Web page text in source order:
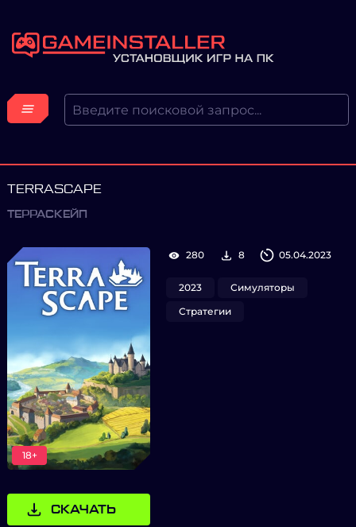
TERRASCAPE
ТЕРРАСКЕЙП
18+
СКАЧАТЬ
280 8 05.04.2023
2023
Симуляторы
Стратегии